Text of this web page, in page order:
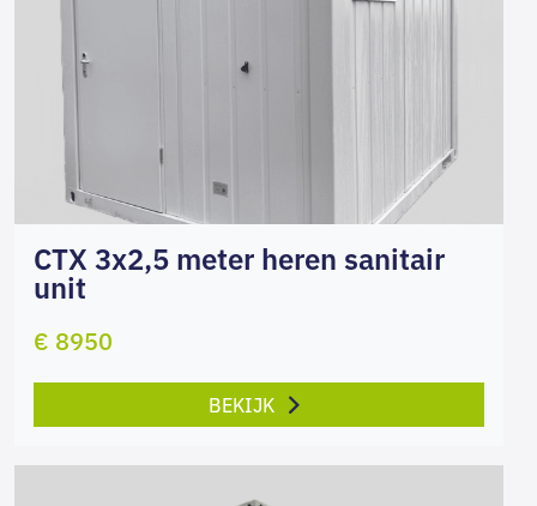
CTX 3x2,5 meter heren sanitair
unit
€ 8950
BEKIJK